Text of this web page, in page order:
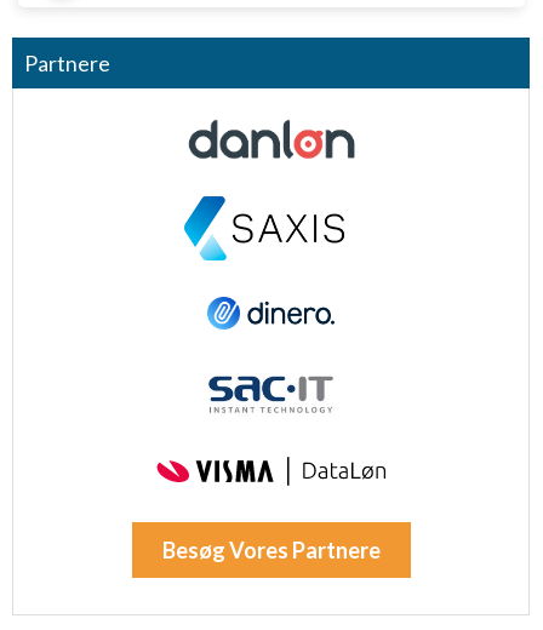
Partnere
Besøg Vores Partnere